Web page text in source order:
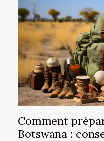
Comment
Botswana :